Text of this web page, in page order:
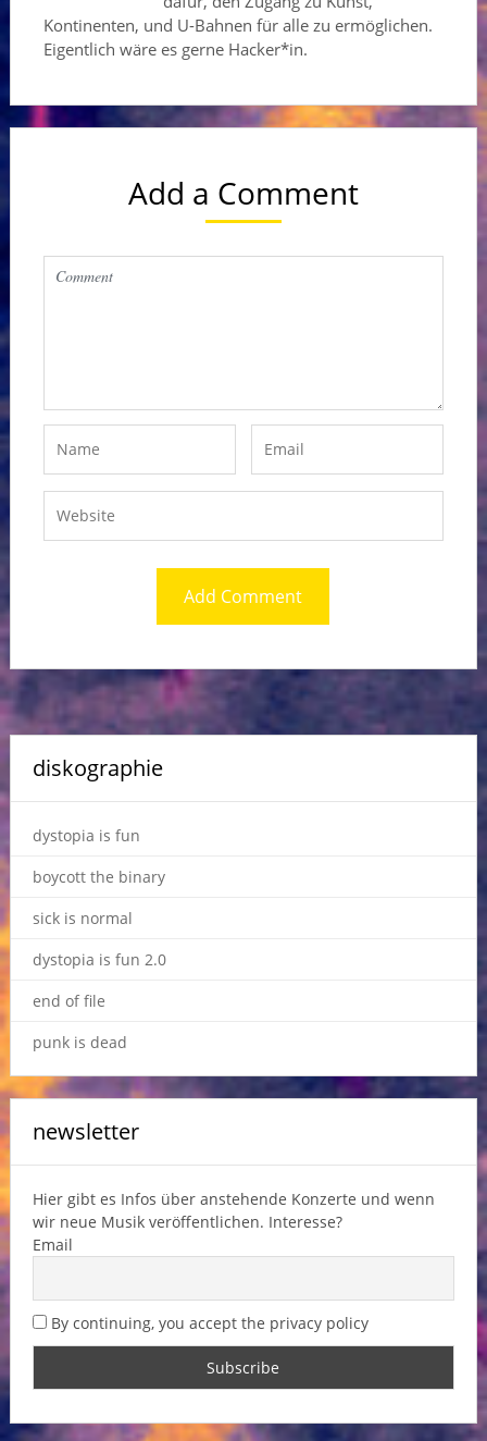
Kontinenten, und U-Bahnen für alle zu ermöglichen.
Eigentlich wäre es gerne Hacker*in.
Add a Comment
diskographie
dystopia is fun
boycott the binary
sick is normal
dystopia is fun 2.0
end of file
punk is dead
newsletter
Hier gibt es Infos über anstehende Konzerte und wenn
wir neue Musik veröffentlichen. Interesse?
Email
By continuing, you accept the privacy policy